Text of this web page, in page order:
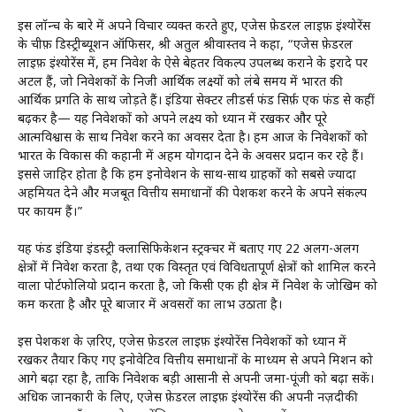
इस लॉन्च के बारे में अपने विचार व्यक्त करते हुए, एजेस फ़ेडरल लाइफ़ इंश्योरेंस
के चीफ़ डिस्ट्रीब्यूशन ऑफिसर, श्री अतुल श्रीवास्तव ने कहा, “एजेस फ़ेडरल
लाइफ़ इंश्योरेंस में, हम निवेश के ऐसे बेहतर विकल्प उपलब्ध कराने के इरादे पर
अटल हैं, जो निवेशकों के निजी आर्थिक लक्ष्यों को लंबे समय में भारत की
आर्थिक प्रगति के साथ जोड़ते हैं। इंडिया सेक्टर लीडर्स फंड सिर्फ़ एक फंड से कहीं
बढ़कर है— यह निवेशकों को अपने लक्ष्य को ध्यान में रखकर और पूरे
आत्मविश्वास के साथ निवेश करने का अवसर देता है। हम आज के निवेशकों को
भारत के विकास की कहानी में अहम योगदान देने के अवसर प्रदान कर रहे हैं।
इससे जाहिर होता है कि हम इनोवेशन के साथ-साथ ग्राहकों को सबसे ज्यादा
अहमियत देने और मजबूत वित्तीय समाधानों की पेशकश करने के अपने संकल्प
पर कायम हैं।”
यह फंड इंडिया इंडस्ट्री क्लासिफिकेशन स्ट्रक्चर में बताए गए 22 अलग-अलग
क्षेत्रों में निवेश करता है, तथा एक विस्तृत एवं विविधतापूर्ण क्षेत्रों को शामिल करने
वाला पोर्टफोलियो प्रदान करता है, जो किसी एक ही क्षेत्र में निवेश के जोखिम को
कम करता है और पूरे बाजार में अवसरों का लाभ उठाता है।
इस पेशकश के ज़रिए, एजेस फ़ेडरल लाइफ़ इंश्योरेंस निवेशकों को ध्यान में
रखकर तैयार किए गए इनोवेटिव वित्तीय समाधानों के माध्यम से अपने मिशन को
आगे बढ़ा रहा है, ताकि निवेशक बड़ी आसानी से अपनी जमा-पूंजी को बढ़ा सकें।
अधिक जानकारी के लिए, एजेस फ़ेडरल लाइफ़ इंश्योरेंस की अपनी नज़दीकी